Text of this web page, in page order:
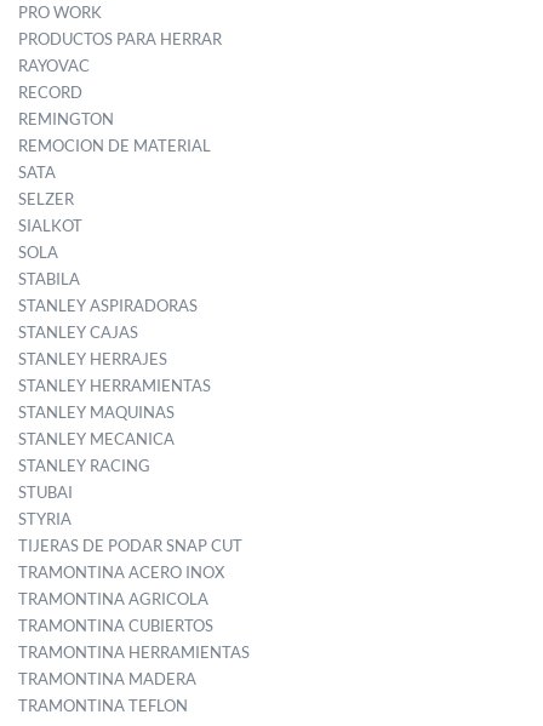
PRO WORK
PRODUCTOS PARA HERRAR
RAYOVAC
RECORD
REMINGTON
REMOCION DE MATERIAL
SATA
SELZER
SIALKOT
SOLA
STABILA
STANLEY ASPIRADORAS
STANLEY CAJAS
STANLEY HERRAJES
STANLEY HERRAMIENTAS
STANLEY MAQUINAS
STANLEY MECANICA
STANLEY RACING
STUBAI
STYRIA
TIJERAS DE PODAR SNAP CUT
TRAMONTINA ACERO INOX
TRAMONTINA AGRICOLA
TRAMONTINA CUBIERTOS
TRAMONTINA HERRAMIENTAS
TRAMONTINA MADERA
TRAMONTINA TEFLON